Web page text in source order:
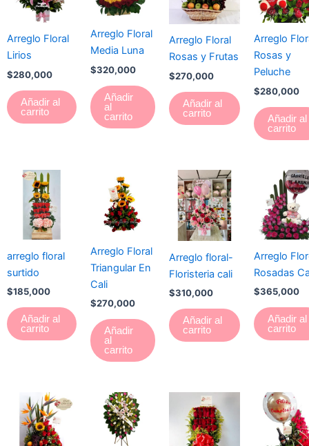
Arreglo Floral
Lirios
$280,000
Añadir al
carrito
Arreglo Floral
Media Luna
$320,000
Añadir
al
carrito
Arreglo Floral
Rosas y Frutas
$270,000
Añadir al
carrito
Arreglo
Rosas y
Peluche
$280,000
Añadir al
carrito
arreglo floral
surtido
$185,000
Añadir al
carrito
Arreglo Floral
Triangular En
Cali
$270,000
Añadir
al
carrito
Arreglo floral-
Floristeria cali
$310,000
Añadir al
carrito
Arreglo
Rosadas
$365,000
Añadir al
carrito